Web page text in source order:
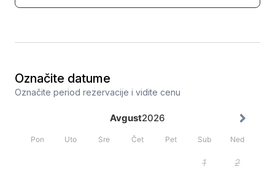
Označite datume
Označite period rezervacije i vidite cenu